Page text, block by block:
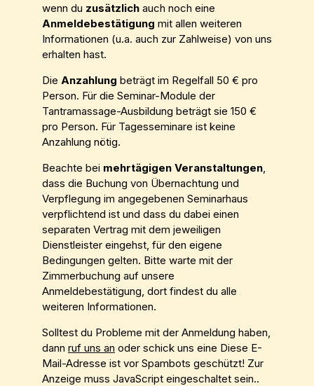
wenn du zusätzlich auch noch eine
Anmeldebestätigung mit allen weiteren
Informationen (u.a. auch zur Zahlweise) von uns
erhalten hast.
Die Anzahlung beträgt im Regelfall 50 € pro
Person. Für die Seminar-Module der
Tantramassage-Ausbildung beträgt sie 150 €
pro Person. Für Tagesseminare ist keine
Anzahlung nötig.
Beachte bei mehrtägigen Veranstaltungen
dass die Buchung von Übernachtung und
Verpflegung im angegebenen Seminarhaus
verpflichtend ist und dass du dabei einen
separaten Vertrag mit dem jeweiligen
Dienstleister eingehst, für den eigene
Bedingungen gelten. Bitte warte mit der
Zimmerbuchung auf unsere
Anmeldebestätigung, dort findest du alle
weiteren Informationen.
Solltest du Probleme mit der Anmeldung haben,
dann ruf uns an oder schick uns eine Diese E-
Mail-Adresse ist vor Spambots geschützt! Zur
Anzeige muss JavaScript eingeschaltet sein..